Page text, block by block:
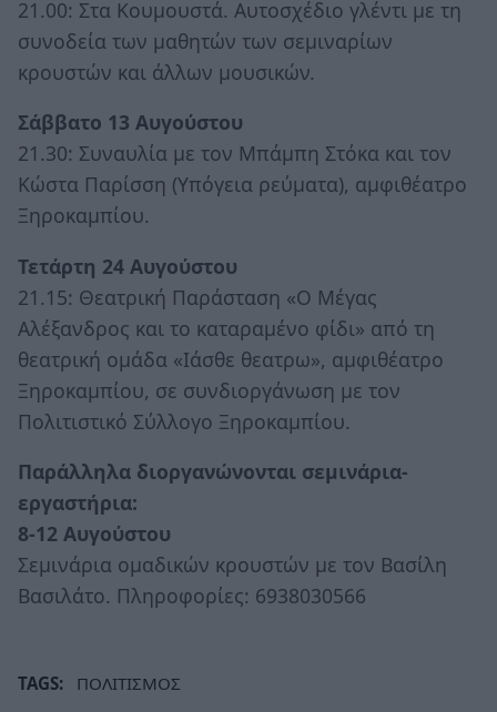
21.00: Στα Κουμουστά. Αυτοσχέδιο γλέντι με τη
συνοδεία των μαθητών των σεμιναρίων
κρουστών και άλλων μουσικών.
Σάββατο 13 Αυγούστου
21.30: Συναυλία με τον Μπάμπη Στόκα και τον
Κώστα Παρίσση (Υπόγεια ρεύματα), αμφιθέατρο
Ξηροκαμπίου.
Τετάρτη 24 Αυγούστου
21.15: Θεατρική Παράσταση «Ο Μέγας
Αλέξανδρος και το καταραμένο φίδι» από τη
θεατρική ομάδα «Ιάσθε θεατρω», αμφιθέατρο
Ξηροκαμπίου, σε συνδιοργάνωση με τον
Πολιτιστικό Σύλλογο Ξηροκαμπίου.
Παράλληλα διοργανώνονται σεμινάρια-
εργαστήρια:
8-12 Αυγούστου
Σεμινάρια ομαδικών κρουστών με τον Βασίλη
Βασιλάτο. Πληροφορίες: 6938030566
TAGS: ΠΟΛΙΤΙΣΜΟΣ